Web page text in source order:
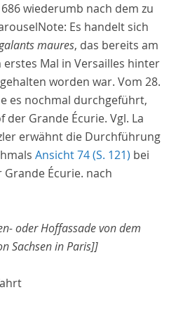
wiederumb nach dem zu
Note: Es handelt sich
maures, das bereits am
erstes Mal in Versailles hinter
worden war. Vom 28.
es nochmal durchgeführt,
Grande Écurie. Vgl. La
erwähnt die Durchführung
Ansicht 74 (S. 121) bei
Écurie. nach
oder Hoffassade von dem
Sachsen in Paris]]